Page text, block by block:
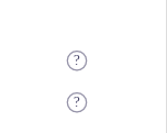
?
?